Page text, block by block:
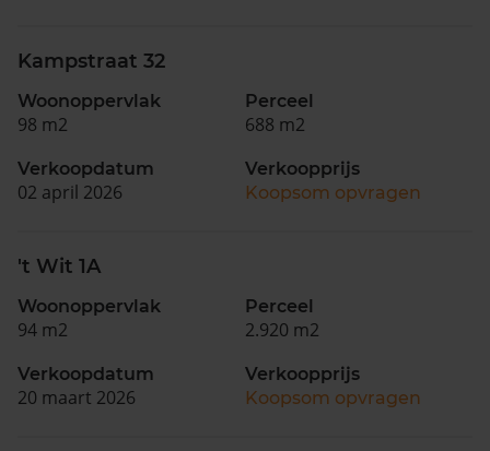
Kampstraat 32
Woonoppervlak
98 m2
Perceel
688 m2
Verkoopdatum
02 april 2026
Verkoopprijs
Koopsom opvragen
't Wit 1A
Woonoppervlak
94 m2
Perceel
2.920 m2
Verkoopdatum
20 maart 2026
Verkoopprijs
Koopsom opvragen